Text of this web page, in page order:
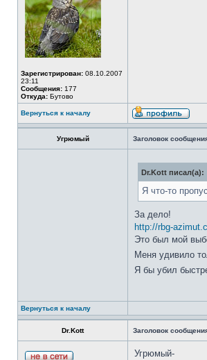
Зарегистрирован: 08.10.2007
23:11
Сообщения: 177
Откуда: Бутово
Вернуться к началу
Угрюмый Заголовок
Dr.Kott писал(а):
Я что-то
За дело!
http://rbg-
Это был мой
Меня удивило
Я бы убил
Вернуться к началу
Dr.Kott Заголовок
Угрюмый-